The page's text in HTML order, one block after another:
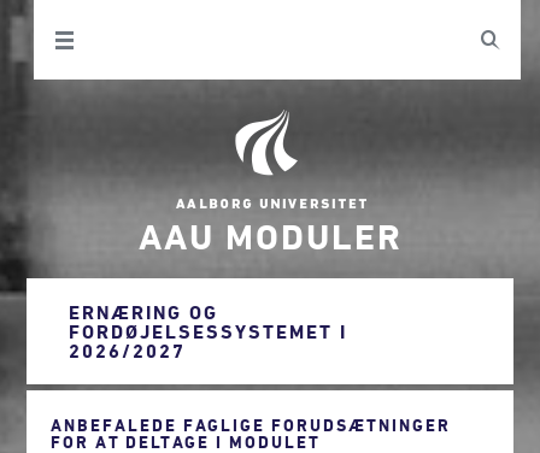
AAU MODULER
ERNÆRING OG
FORDØJELSESSYSTEMET I
2026/2027
ANBEFALEDE FAGLIGE FORUDSÆTNINGER
FOR AT DELTAGE I MODULET